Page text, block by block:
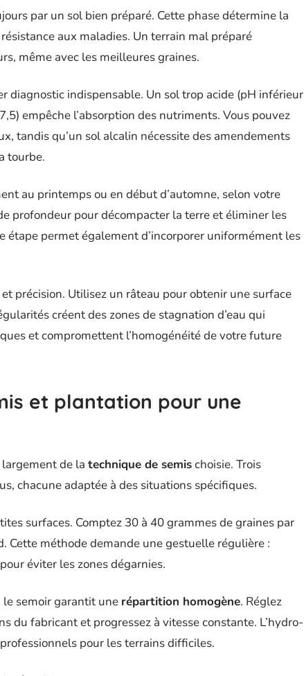
par un sol bien préparé. Cette phase détermine la
aux maladies. Un terrain mal préparé
même avec les meilleures graines.
diagnostic indispensable. Un sol trop acide (pH inférieur
empêche l’absorption des nutriments. Vous pouvez
tandis qu’un sol alcalin nécessite des amendements
tourbe.
au printemps ou en début d’automne, selon votre
profondeur pour décompacter la terre et éliminer les
étape permet également d’incorporer uniformément les
précision. Utilisez un râteau pour obtenir une surface
créent des zones de stagnation d’eau qui
et compromettent l’homogénéité de votre future
et plantation pour une
de la technique de semischoisie. Trois
chacune adaptée à des situations spécifiques.
surfaces. Comptez 30 à 40 grammes de graines par
Cette méthode demande une gestuelle régulière :
éviter les zones dégarnies.
semoir garantit une répartition homogène. Réglez
du fabricant et progressez à vitesse constante. L’hydro-
pour les terrains difficiles.